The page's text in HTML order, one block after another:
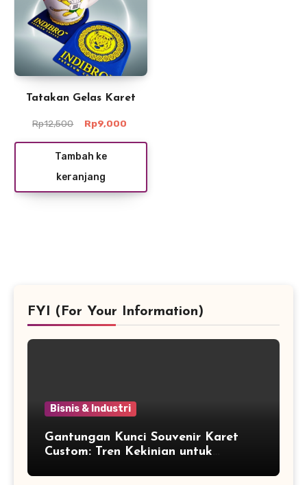
Tatakan Gelas Karet
Rp12,500
Harga
adalah:
Rp9,000
Tambah ke
keranjang
FYI (For Your Information)
Bisnis & Industri
Gantungan Kunci Souvenir Karet
Custom: Tren Kekinian untuk